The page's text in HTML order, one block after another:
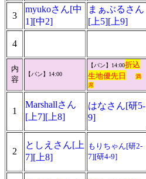
3
myukoさん[中
1][中2]
まぁぶるさん
[上5][上9]
4
内
容
【パン】14:00
【パン】14:00折込
生地優先日
満
席
1
Marshallさん
[上7][上8]
はなさん[研5-
9]
2
としえさん[上
7][上8]
もりちゃん[研2-
7][研4-9]